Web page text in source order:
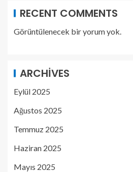
RECENT COMMENTS
Görüntülenecek bir yorum yok.
ARCHIVES
Eylül 2025
Ağustos 2025
Temmuz 2025
Haziran 2025
Mayıs 2025